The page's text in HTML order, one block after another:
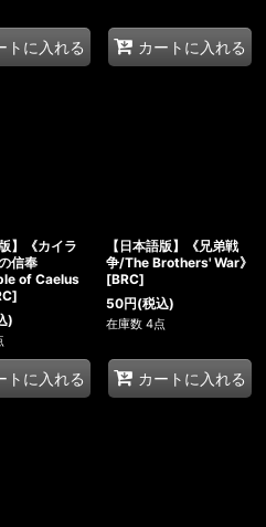
トに入れる カートに入れる
】《カイラ
信奉
of Caelus
)
トに入れる
【日本語版】《兄弟戦
争/The Brothers' War》
[BRC]
50円(税込)
在庫数 4点
カートに入れる